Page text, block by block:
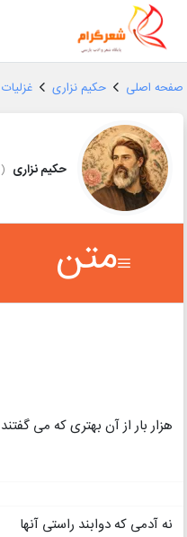
صفحه اصلی حکیم نزاری غزلیات
حکیم نزاری (
متن
هزار بار از آن بهتری که می گفتند
نه آدمی که دوابند راستی آنها